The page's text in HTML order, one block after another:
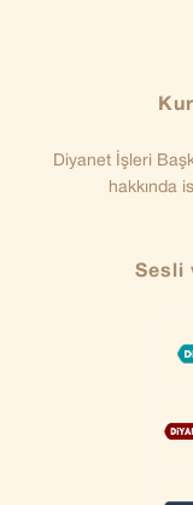
Diyanet İşleri
hakkında
Sesli